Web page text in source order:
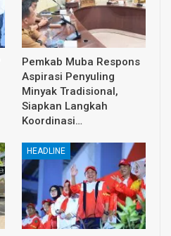
Pemkab Muba Respons
Aspirasi Penyuling
Minyak Tradisional,
Siapkan Langkah
Koordinasi…
HEADLINE